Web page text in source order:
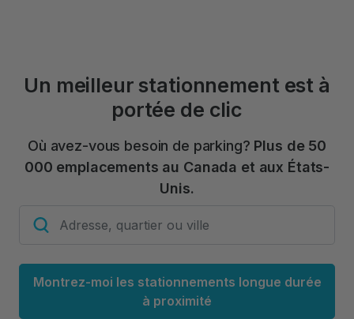
Un meilleur stationnement est à
portée de clic
Où avez-vous besoin de parking? Plus de 50
000 emplacements au Canada et aux États-
Unis.
Montrez-moi les stationnements longue durée
à proximité